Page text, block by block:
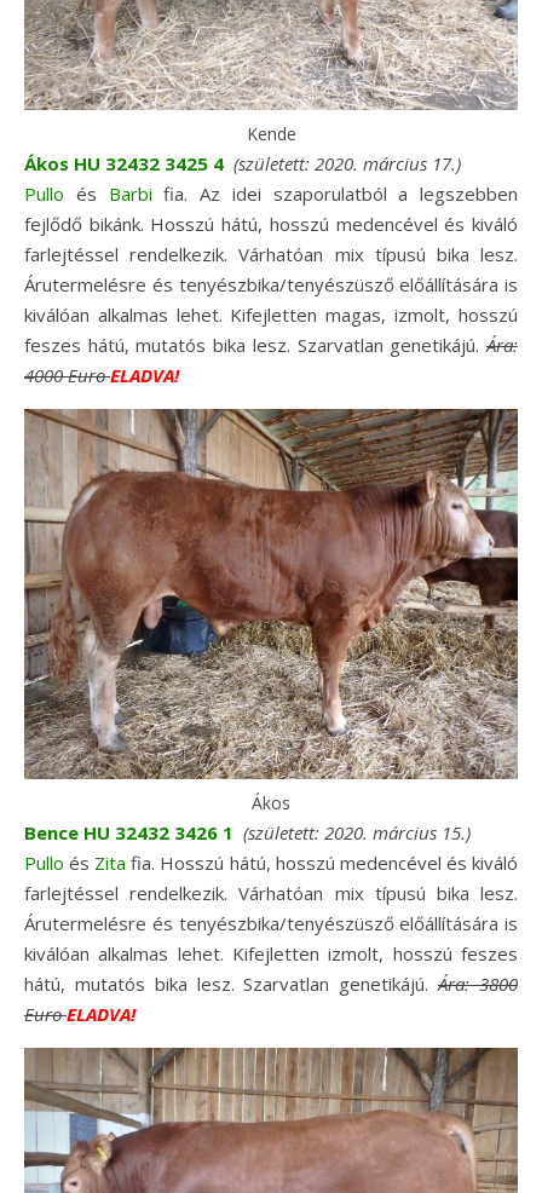
Kende
Ákos HU 32432 3425 4 (született: 2020. március 17.)
Pullo és Barbi fia. Az idei szaporulatból a legszebben
fejlődő bikánk. Hosszú hátú, hosszú medencével és kiváló
farlejtéssel rendelkezik. Várhatóan mix típusú bika lesz.
Árutermelésre és tenyészbika/tenyészüsző előállítására is
kiválóan alkalmas lehet. Kifejletten magas, izmolt, hosszú
feszes hátú, mutatós bika lesz. Szarvatlan genetikájú. Ára:
4000 EuroELADVA!
Ákos
Bence HU 32432 3426 1 (született: 2020. március 15.)
Pulloés Zita fia. Hosszú hátú, hosszú medencével és kiváló
farlejtéssel rendelkezik. Várhatóan mix típusú bika lesz.
Árutermelésre és tenyészbika/tenyészüsző előállítására is
kiválóan alkalmas lehet. Kifejletten izmolt, hosszú feszes
hátú, mutatós bika lesz. Szarvatlan genetikájú.Ára: 3800
EuroELADVA!